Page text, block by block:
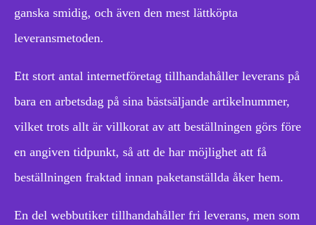
ganska smidig, och även den mest lättköpta
leveransmetoden.
Ett stort antal internetföretag tillhandahåller leverans på
bara en arbetsdag på sina bästsäljande artikelnummer,
vilket trots allt är villkorat av att beställningen görs före
en angiven tidpunkt, så att de har möjlighet att få
beställningen fraktad innan paketanställda åker hem.
En del webbutiker tillhandahåller fri leverans, men som